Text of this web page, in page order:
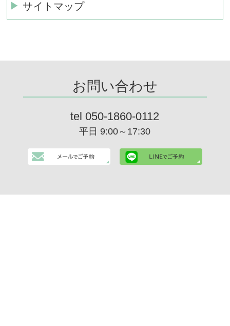
サイトマップ
お問い合わせ
tel 050-1860-0112
平日 9:00～17:30